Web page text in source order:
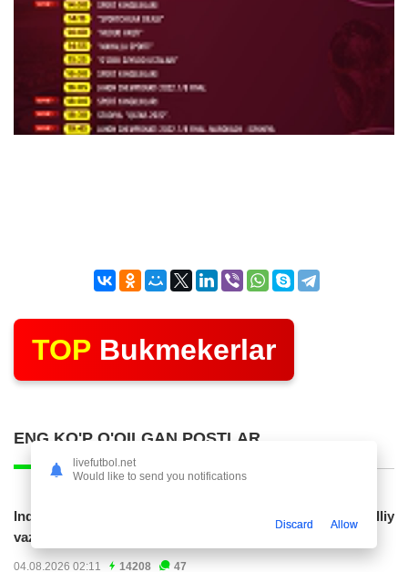
TOP Bukmekerlar
ENG KO'P O'QILGAN POSTLAR
Indoneziya prezidenti JCH-2030ga chiqishni umummilliy
vazifa deb...
04.08.2026 02:11 14208 47
livefutbol.net
Would like to send you notifications
Discard Allow